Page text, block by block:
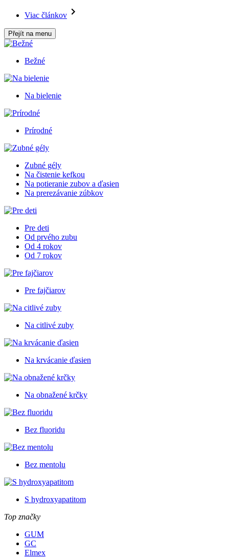
Viac článkov
Přejít na menu
Bežné
Na bielenie
Prírodné
Zubné gély
Na čistenie kefkou
Na potieranie zubov a ďasien
Na prerezávanie zúbkov
Pre deti
Od prvého zubu
Od 4 rokov
Od 7 rokov
Pre fajčiarov
Na citlivé zuby
Na krvácanie ďasien
Na obnažené krčky
Bez fluoridu
Bez mentolu
S hydroxyapatitom
Top značky
GUM
GC
Elmex